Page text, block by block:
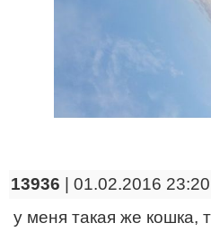
13936 | 01.02.2016 23:20
у меня такая же кошка,